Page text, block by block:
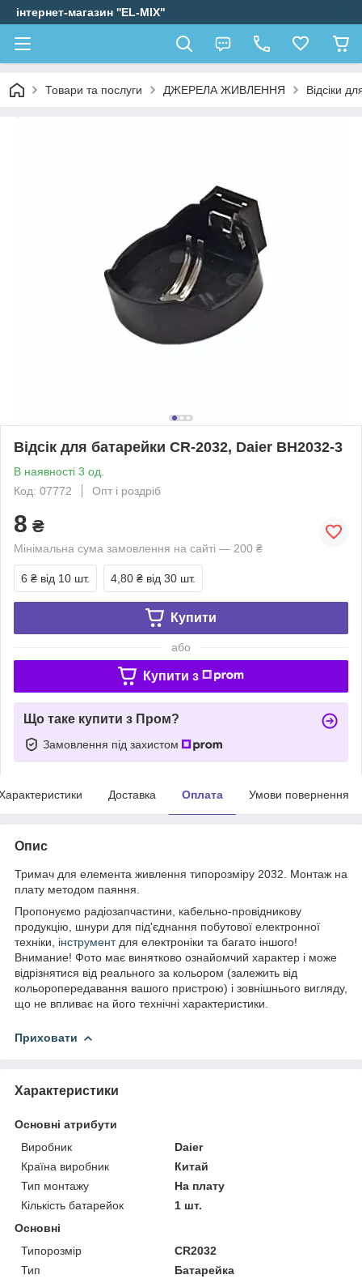
інтернет-магазин ''EL-MIX"
Товари та послуги ДЖЕРЕЛА ЖИВЛЕННЯ Відсіки
Відсік для батарейки CR-2032, Daier BH2032-3
В наявності 3 од.
Код: 07772
Опт і роздріб
8 ₴
Мінімальна сума замовлення на сайті — 200 ₴
6 ₴ від 10 шт. 4,80 ₴ від 30 шт.
Купити
або
Купити з
Що таке купити з Пром?
Замовлення під захистом
Доставка Оплата Умови повернення
Опис
Тримач для елемента живлення типорозміру 2032. Монтаж на
плату методом паяння.
Пропонуємо радіозапчастини, кабельно-провідникову
продукцію, шнури для під'єднання побутової електронної
техніки, інструментдля електроніки та багато іншого!
Внимание! Фото має винятково ознайомчий характер і може
відрізнятися від реального за кольором (залежить від
кольоропередавання вашого пристрою) і зовнішнього вигляду,
що не впливає на його технічні характеристики.
Приховати
Характеристики
Основні атрибути
Виробник
Daier
Країна виробник
Китай
Тип монтажу
На плату
Кількість батарейок
1 шт.
Основні
Типорозмір
CR2032
Тип
Батарейка